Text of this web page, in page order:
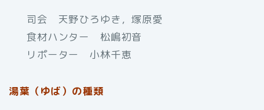
司会 天野ひろゆき，塚原愛
食材ハンター 松嶋初音
リポーター 小林千恵
湯葉（ゆば）の種類